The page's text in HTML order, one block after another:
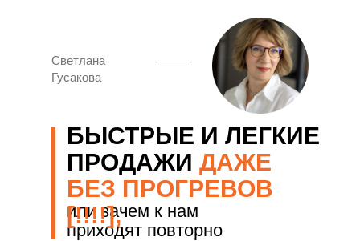
или зачем к нам
приходят повторно
БЫСТРЫЕ И ЛЕГКИЕ
ПРОДАЖИ ДАЖЕ
БЕЗ ПРОГРЕВОВ
[!!!!],
Светлана
Гусакова